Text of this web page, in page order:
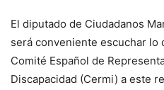
El diputado de Ciudadanos
será conveniente escuchar lo
Comité Español de
Discapacidad (Cermi) a este